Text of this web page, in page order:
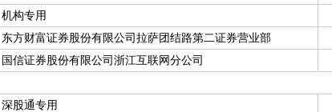
机构专用
东方财富证券股份有限公司拉萨团结路第二证券营业部
国信证券股份有限公司浙江互联网分公司
深股通专用